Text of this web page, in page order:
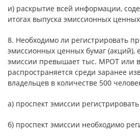
и) раскрытие всей информации,
итогах выпуска эмиссионных
8. Необходимо ли регистрировать
эмиссионных ценных бумаг (акций),
эмиссии превышает тыс. МРОТ или
распространяется среди заранее
владельцев в количестве 500
а) проспект эмиссии
б) проспект эмиссии необходимо